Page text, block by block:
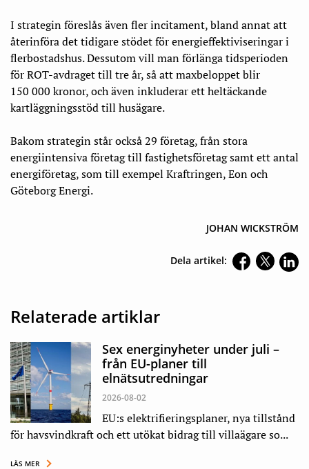
I strategin föreslås även fler incitament, bland annat att
återinföra det tidigare stödet för energieffektiviseringar i
flerbostadshus. Dessutom vill man förlänga tidsperioden
för ROT-avdraget till tre år, så att maxbeloppet blir
150 000 kronor, och även inkluderar ett heltäckande
kartläggningsstöd till husägare.
Bakom strategin står också 29 företag, från stora
energiintensiva företag till fastighetsföretag samt ett antal
energiföretag, som till exempel Kraftringen, Eon och
Göteborg Energi.
JOHAN WICKSTRÖM
Dela artikel:
Relaterade artiklar
Sex energinyheter under juli –
från EU-planer till
elnätsutredningar
2026-08-02
EU:s elektrifieringsplaner, nya tillstånd
för havsvindkraft och ett utökat bidrag till villaägare so...
LÄS MER